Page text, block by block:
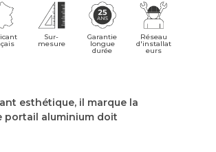
Sur-
mesure
Garantie
longue
durée
Réseau
d'installat
eurs
esthétique, il marque la
portail aluminium doit